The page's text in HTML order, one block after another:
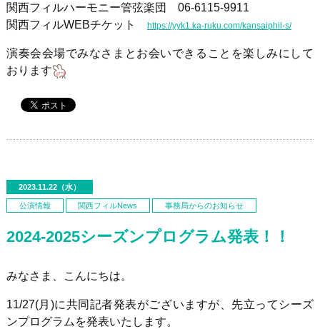
関西フィルハーモニー管弦楽団 06-6115-9911
関西フィルWEBチケット
https://yyk1.ka-ruku.com/kansaiphil-s/
演奏会会場でみなさまとお会いできることを楽しみにして
おります
2023.11.22（水）
公演情報 関西フィルNews 事務局からのお知らせ
2024-2025シーズンプログラム発表！！
みなさま、こんにちは。
11/27(月 )に共同記者発表がございますが、先立ってシーズ
ンプログラムを発表いたします。